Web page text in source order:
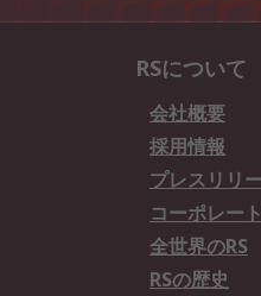
RSについて
会社概要
採用情報
プレスリリ
コーポレー
全世界のRS
RSの歴史